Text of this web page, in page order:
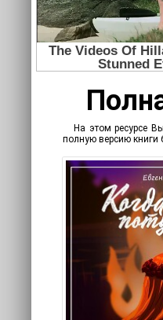
На этом ресурсе
полную версию книги